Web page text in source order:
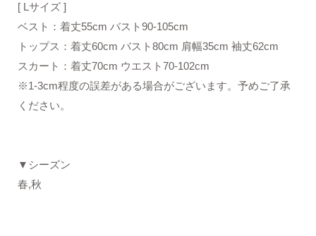
[ Lサイズ ]
ベスト：着丈55cm バスト90-105cm
トップス：着丈60cm バスト80cm 肩幅35cm 袖丈62cm
スカート：着丈70cm ウエスト70-102cm
※1-3cm程度の誤差がある場合がございます。予めご了承
ください。
▼シーズン
春,秋